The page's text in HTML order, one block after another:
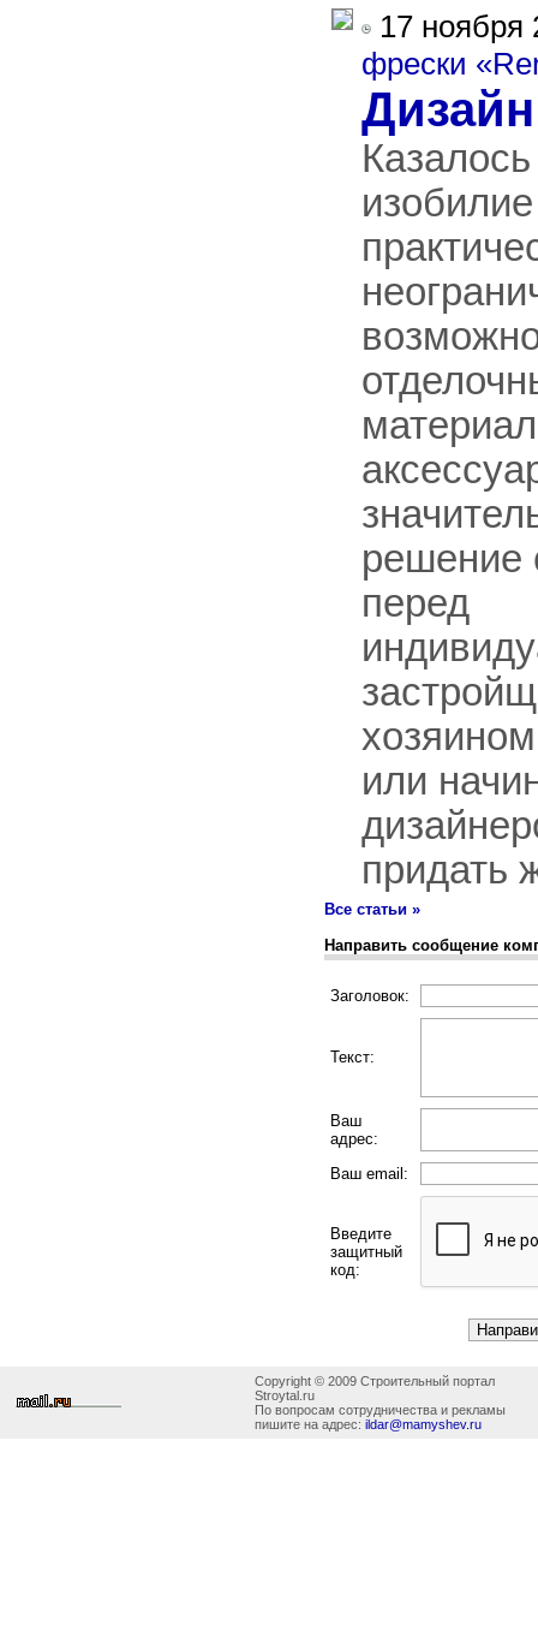
17 ноября
фрески
решение
перед
или
придать
Все статьи »
Направить сообщение
Заголовок:
Текст:
Ваш
адрес:
Ваш email:
Введите
защитный
код:
Copyright © 2009 Строительный портал
Stroytal.ru
По вопросам сотрудничества и рекламы
пишите на адрес: ildar@mamyshev.ru